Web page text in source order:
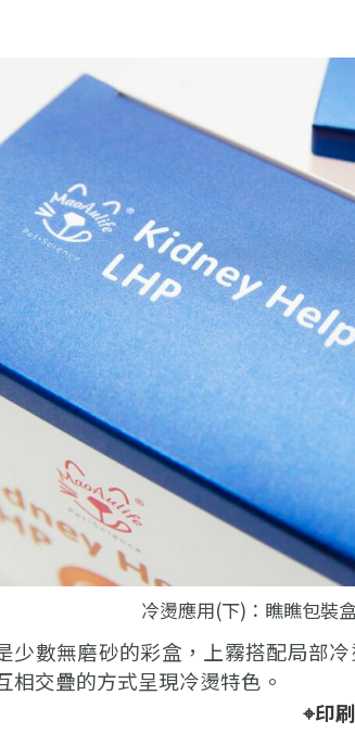
冷燙應用(下)：瞧瞧包裝
少數無磨砂的彩盒，上霧搭配局部
相交疊的方式呈現冷燙特色。
⌖印